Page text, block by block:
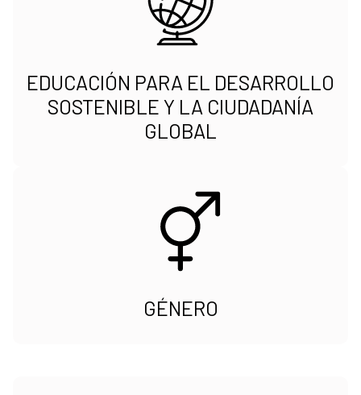
EDUCACIÓN PARA EL DESARROLLO
SOSTENIBLE Y LA CIUDADANÍA
GLOBAL
GÉNERO